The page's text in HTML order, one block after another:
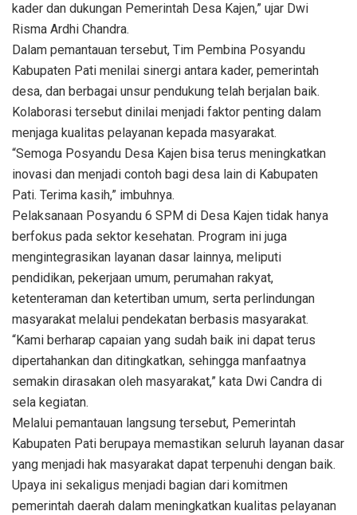
kader dan dukungan Pemerintah Desa Kajen,” ujar Dwi
Risma Ardhi Chandra.
Dalam pemantauan tersebut, Tim Pembina Posyandu
Kabupaten Pati menilai sinergi antara kader, pemerintah
desa, dan berbagai unsur pendukung telah berjalan baik.
Kolaborasi tersebut dinilai menjadi faktor penting dalam
menjaga kualitas pelayanan kepada masyarakat.
“Semoga Posyandu Desa Kajen bisa terus meningkatkan
inovasi dan menjadi contoh bagi desa lain di Kabupaten
Pati. Terima kasih,” imbuhnya.
Pelaksanaan Posyandu 6 SPM di Desa Kajen tidak hanya
berfokus pada sektor kesehatan. Program ini juga
mengintegrasikan layanan dasar lainnya, meliputi
pendidikan, pekerjaan umum, perumahan rakyat,
ketenteraman dan ketertiban umum, serta perlindungan
masyarakat melalui pendekatan berbasis masyarakat.
“Kami berharap capaian yang sudah baik ini dapat terus
dipertahankan dan ditingkatkan, sehingga manfaatnya
semakin dirasakan oleh masyarakat,” kata Dwi Candra di
sela kegiatan.
Melalui pemantauan langsung tersebut, Pemerintah
Kabupaten Pati berupaya memastikan seluruh layanan dasar
yang menjadi hak masyarakat dapat terpenuhi dengan baik.
Upaya ini sekaligus menjadi bagian dari komitmen
pemerintah daerah dalam meningkatkan kualitas pelayanan